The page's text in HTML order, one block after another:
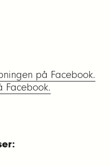
på Facebook.
Facebook.